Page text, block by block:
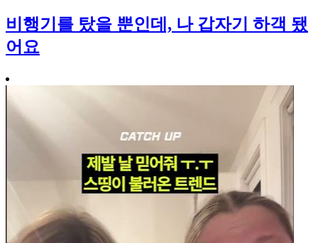
비행기를 탔을 뿐인데, 나 갑자기 하객 됐
어요